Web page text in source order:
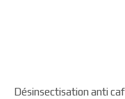
Désinsectisation anti